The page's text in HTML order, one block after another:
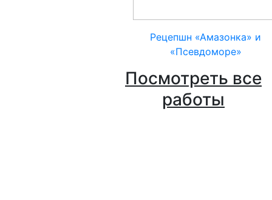
Рецепшн «Амазонка» и
«Псевдоморе»
Посмотреть все
работы